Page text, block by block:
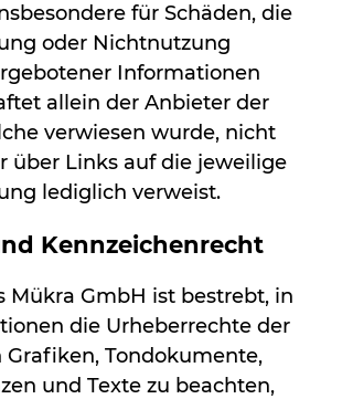
für Schäden, die
oder Nichtnutzung
Informationen
allein der Anbieter der
verwiesen wurde, nicht
über Links auf die jeweilige
lediglich verweist.
Kennzeichenrecht
Mükra GmbH ist bestrebt, in
die Urheberrechte der
Tondokumente,
und Texte zu beachten,